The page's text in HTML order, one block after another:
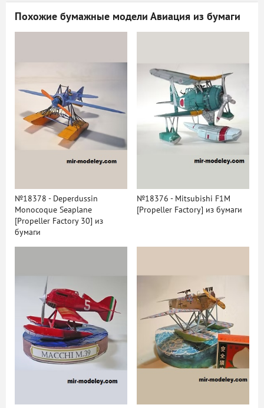
Похожие бумажные модели Авиация из бумаги
№18378 - Deperdussin
Monocoque Seaplane
[Propeller Factory 30] из
бумаги
№18376 - Mitsubishi F1M
[Propeller Factory] из бумаги